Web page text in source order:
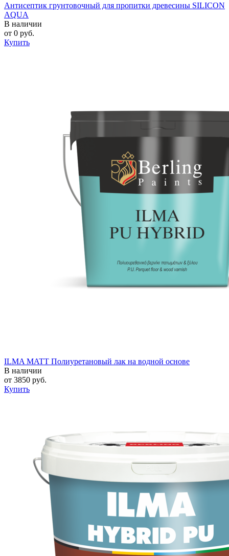
Антисептик грунтовочный для пропитки древесины SILICON
AQUA
В наличии
от 0 руб.
Купить
ILMA MATT Полиуретановый лак на водной основе
В наличии
от 3850 руб.
Купить